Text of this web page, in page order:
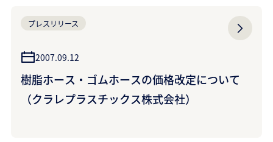
プレスリリース
2007.09.12
樹脂ホース・ゴムホースの価格改定について
（クラレプラスチックス株式会社）